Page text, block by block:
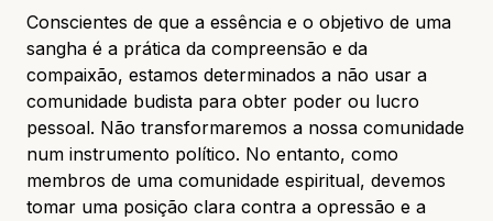
Conscientes de que a essência e o objetivo de uma
sangha é a prática da compreensão e da
compaixão, estamos determinados a não usar a
comunidade budista para obter poder ou lucro
pessoal. Não transformaremos a nossa comunidade
num instrumento político. No entanto, como
membros de uma comunidade espiritual, devemos
tomar uma posição clara contra a opressão e a